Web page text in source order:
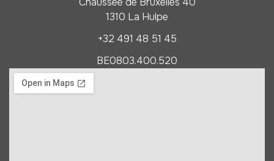
1310 La Hulpe
+32 491 48 51 45
BE0803.400.520